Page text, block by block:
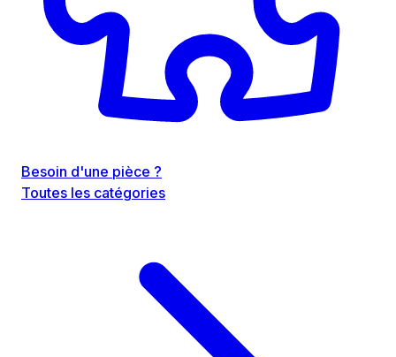
Besoin d'une pièce ?
Toutes les catégories